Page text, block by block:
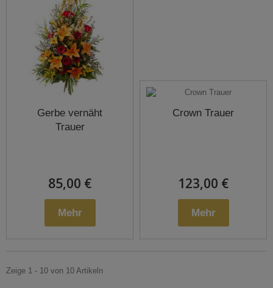
Gerbe vernäht
Trauer
85,00 €
Mehr
Crown Trauer
123,00 €
Mehr
Zeige 1 - 10 von 10 Artikeln